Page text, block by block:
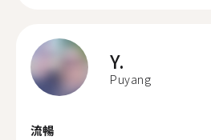
Y.
Puyang
流暢